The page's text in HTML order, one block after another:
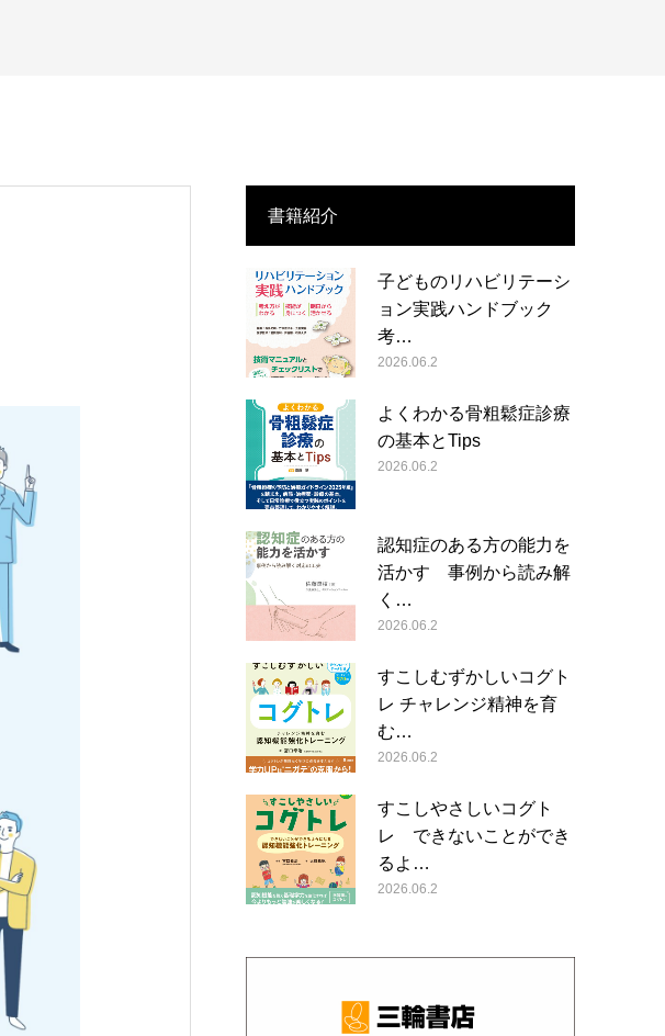
書籍紹介
子どものリハビリテーシ
ョン実践ハンドブック
考…
2026.06.2
よくわかる骨粗鬆症診療
の基本とTips
2026.06.2
認知症のある方の能力を
活かす 事例から読み解
く…
2026.06.2
すこしむずかしいコグト
レ チャレンジ精神を育
む…
2026.06.2
すこしやさしいコグト
レ できないことができ
るよ…
2026.06.2